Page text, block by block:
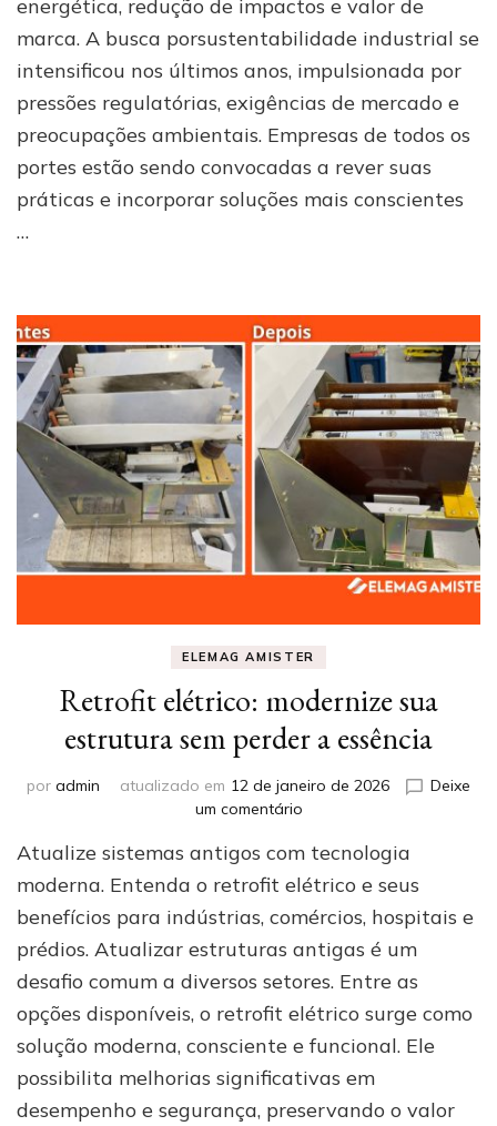
contribuem
para
a
sustentabilidade
industrial
energética, redução de impactos e valor de
marca. A busca porsustentabilidade industrial se
intensificou nos últimos anos, impulsionada por
pressões regulatórias, exigências de mercado e
preocupações ambientais. Empresas de todos os
portes estão sendo convocadas a rever suas
práticas e incorporar soluções mais conscientes
…
ELEMAG AMISTER
Retrofit elétrico: modernize sua
estrutura sem perder a essência
por admin atualizado em 12 de janeiro de 2026
Deixe
um comentárioem
elétrico:
modernize
estrutura
sem
perder
a
essência
Atualize sistemas antigos com tecnologia
moderna. Entenda o retrofit elétrico e seus
benefícios para indústrias, comércios, hospitais e
prédios. Atualizar estruturas antigas é um
desafio comum a diversos setores. Entre as
opções disponíveis, o retrofit elétrico surge como
solução moderna, consciente e funcional. Ele
possibilita melhorias significativas em
desempenho e segurança, preservando o valor